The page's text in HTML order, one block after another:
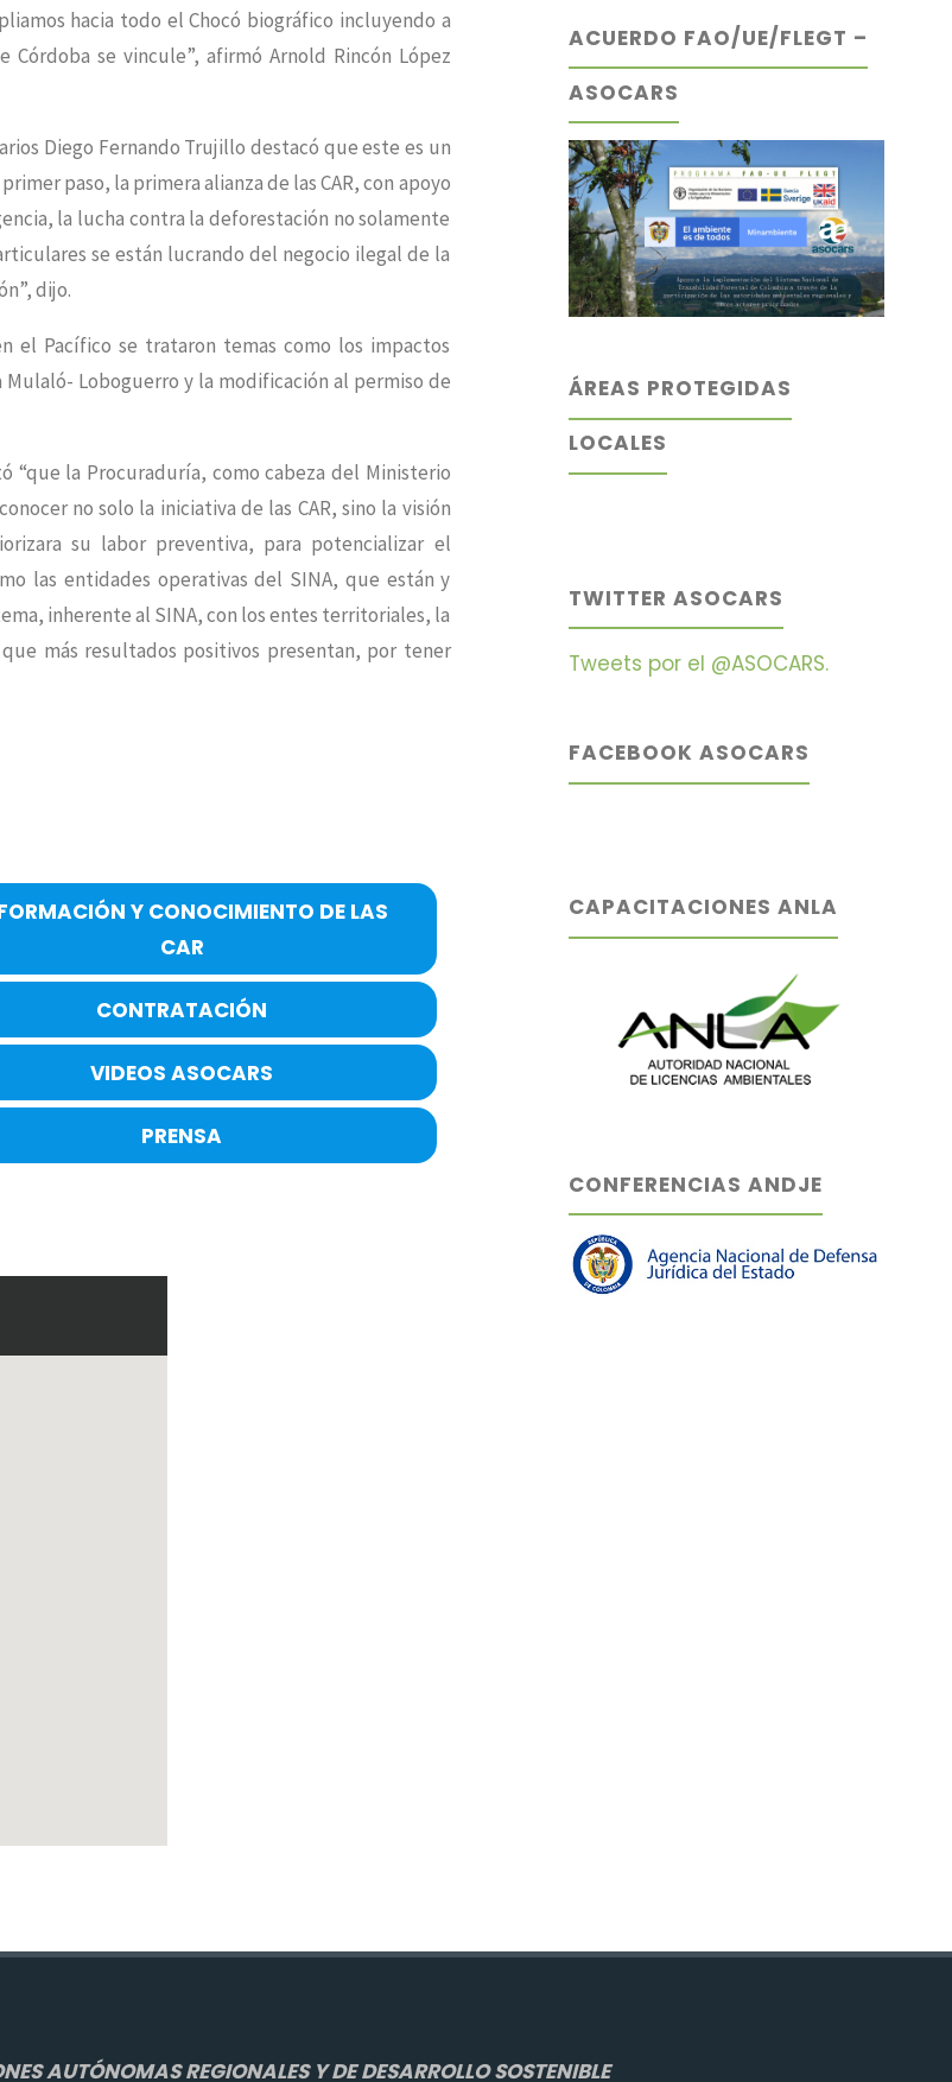
hacia todo el Chocó biográfico incluyendo a
Córdoba se vincule”, afirmó Arnold Rincón López
Diego Fernando Trujillo destacó que este es un
paso, la primera alianza de las CAR, con apoyo
la lucha contra la deforestación no solamente
se están lucrando del negocio ilegal de la
dijo.
el Pacífico se trataron temas como los impactos
Loboguerro y la modificación al permiso de
“que la Procuraduría, como cabeza del Ministerio
no solo la iniciativa de las CAR, sino la visión
su labor preventiva, para potencializar el
las entidades operativas del SINA, que están y
inherente al SINA, con los entes territoriales, la
más resultados positivos presentan, por tener
Y CONOCIMIENTO DE LAS
CAR
CONTRATACIÓN
VIDEOS ASOCARS
PRENSA
ACUERDO FAO/UE/FLEGT –
ASOCARS
ÁREAS PROTEGIDAS
LOCALES
TWITTER ASOCARS
Tweets por el @ASOCARS.
FACEBOOK ASOCARS
CAPACITACIONES ANLA
CONFERENCIAS ANDJE
AUTÓNOMAS REGIONALES Y DE DESARROLLO SOSTENIBLE